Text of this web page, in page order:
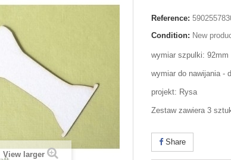
View larger
Reference:
Condition: New
wymiar szpulki: 92mm
wymiar do nawijania -
projekt: Rysa
Zestaw zawiera 3
Share